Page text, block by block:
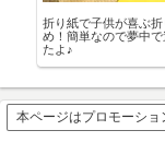
折り紙で子供が喜ぶ折
め！簡単なので夢中
たよ♪
本ページはプロモーショ